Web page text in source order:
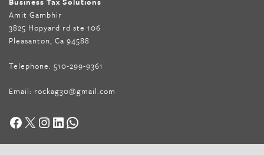
Amit Gambhir
3825 Hopyard rd ste 106
Pleasanton, Ca 94588
Telephone: 510-299-9361
Email: rockag30@gmail.com
Facebook
X Instagram
LinkedIn
WhatsApp